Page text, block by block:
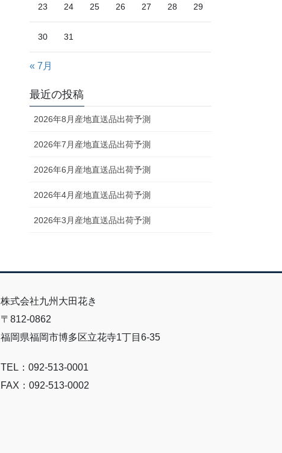
23 24 25 26 27 28 29
30 31
« 7月
最近の投稿
2026年8月産地直送品出荷予測
2026年7月産地直送品出荷予測
2026年6月産地直送品出荷予測
2026年4月産地直送品出荷予測
2026年3月産地直送品出荷予測
株式会社九州大田花き
〒812-0862
福岡県福岡市博多区立花寺1丁目6-35
TEL：092-513-0001
FAX：092-513-0002